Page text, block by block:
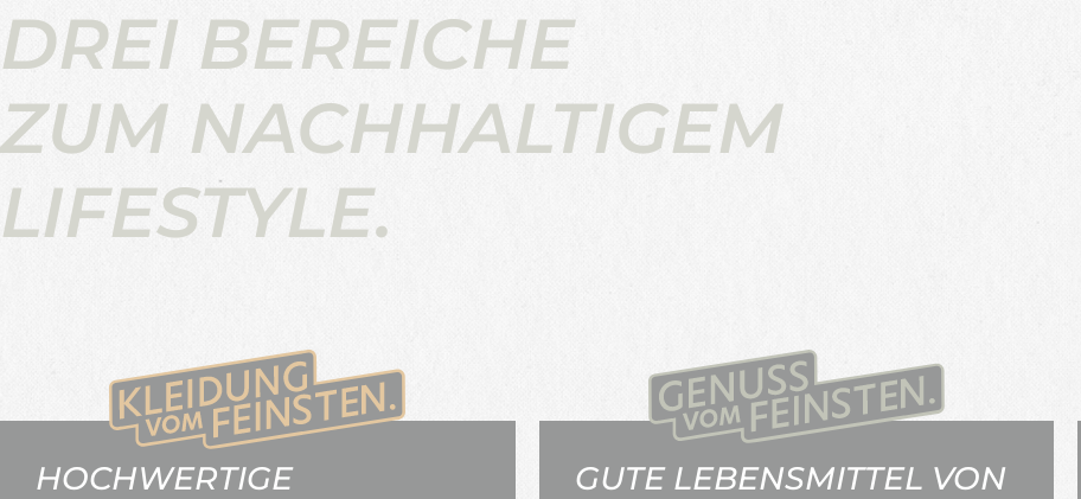
DREI BEREICHE
ZUM NACHHALTIGEM
LIFESTYLE.
HOCHWERTIGE
GUTE LEBENSMITTEL VON